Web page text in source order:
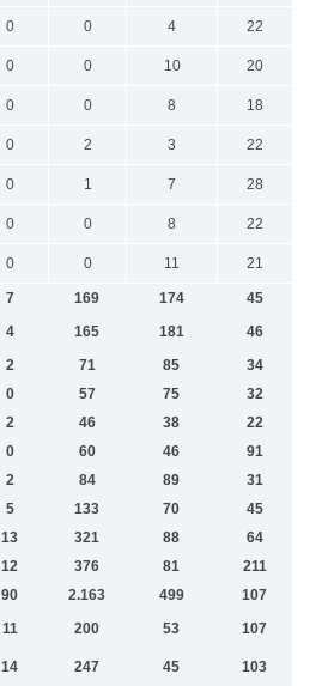
0 0 4
22
0 0 10
20
0 0 8
18
0 2 3
22
0 1 7
28
0 0 8
22
0 0 11 21
7 169 174
45
4 165 181
46
2 71 85
34
0 57 75
32
2 46 38
22
0 60 46
91
2 84 89
31
5 133 70
45
13 321 88
64
12 376 81
211
90 2.163 499
107
11 200 53
107
14 247 45
103